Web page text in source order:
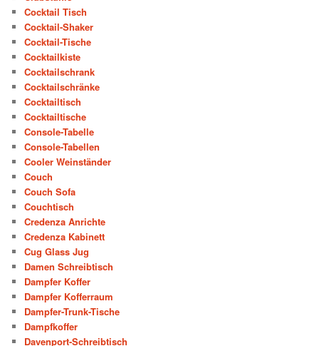
Cocktail Tisch
Cocktail-Shaker
Cocktail-Tische
Cocktailkiste
Cocktailschrank
Cocktailschränke
Cocktailtisch
Cocktailtische
Console-Tabelle
Console-Tabellen
Cooler Weinständer
Couch
Couch Sofa
Couchtisch
Credenza Anrichte
Credenza Kabinett
Cug Glass Jug
Damen Schreibtisch
Dampfer Koffer
Dampfer Kofferraum
Dampfer-Trunk-Tische
Dampfkoffer
Davenport-Schreibtisch